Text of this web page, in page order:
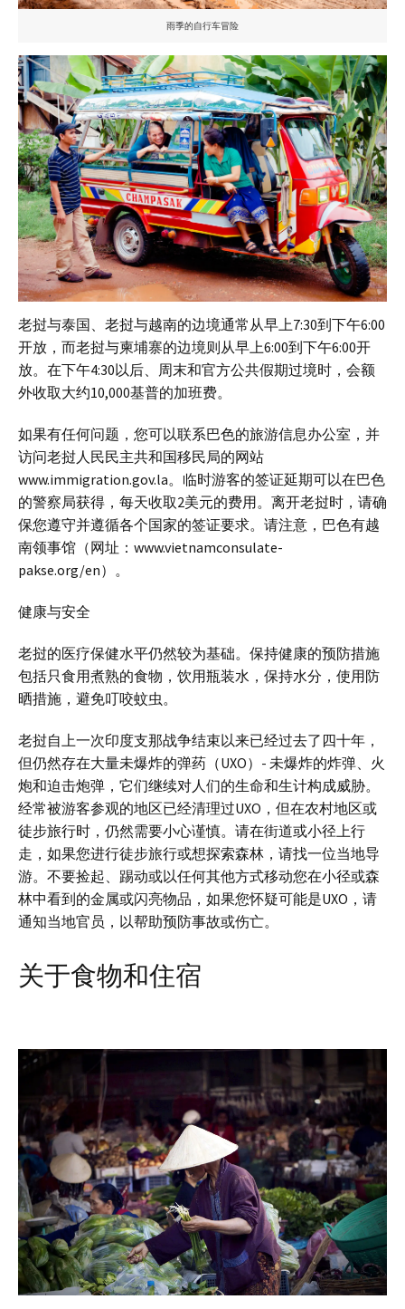
雨季的自行车冒险
老挝与泰国、老挝与越南的边境通常从早上7:30到下午6:00
开放，而老挝与柬埔寨的边境则从早上6:00到下午6:00开
放。在下午4:30以后、周末和官方公共假期过境时，会额
外收取大约10,000基普的加班费。
如果有任何问题，您可以联系巴色的旅游信息办公室，并
访问老挝人民民主共和国移民局的网站
www.immigration.gov.la。临时游客的签证延期可以在巴色
的警察局获得，每天收取2美元的费用。离开老挝时，请确
保您遵守并遵循各个国家的签证要求。请注意，巴色有越
南领事馆（网址：www.vietnamconsulate-
pakse.org/en）。
健康与安全
老挝的医疗保健水平仍然较为基础。保持健康的预防措施
包括只食用煮熟的食物，饮用瓶装水，保持水分，使用防
晒措施，避免叮咬蚊虫。
老挝自上一次印度支那战争结束以来已经过去了四十年，
但仍然存在大量未爆炸的弹药（UXO）- 未爆炸的炸弹、火
炮和迫击炮弹，它们继续对人们的生命和生计构成威胁。
经常被游客参观的地区已经清理过UXO，但在农村地区或
徒步旅行时，仍然需要小心谨慎。请在街道或小径上行
走，如果您进行徒步旅行或想探索森林，请找一位当地导
游。不要捡起、踢动或以任何其他方式移动您在小径或森
林中看到的金属或闪亮物品，如果您怀疑可能是UXO，请
通知当地官员，以帮助预防事故或伤亡。
关于食物和住宿